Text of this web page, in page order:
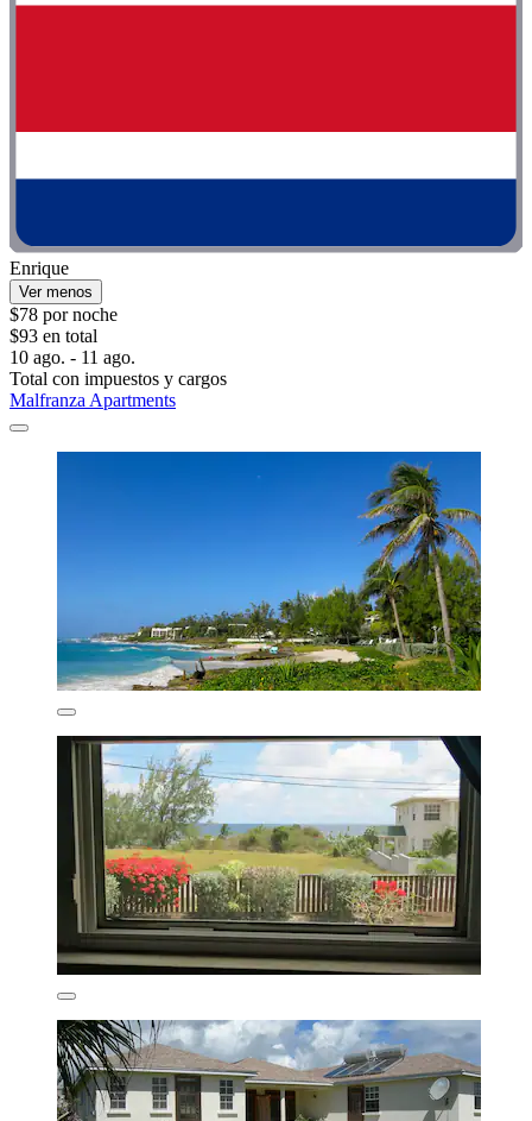
Enrique
Ver menos
$78 por noche
$93 en total
10 ago. - 11 ago.
Total con impuestos y cargos
Malfranza Apartments